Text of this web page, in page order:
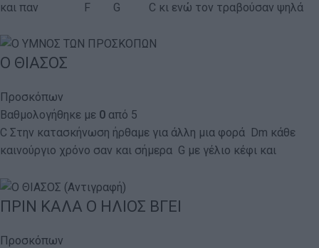
και παν F G C κι ενώ τον τραβούσαν ψηλά
Ο ΘΙΑΣΟΣ
Προσκόπων
Βαθμολογήθηκε με 0 από 5
C Στην κατασκήνωση ήρθαμε για άλλη μια φορά Dm κάθε
καινούργιο χρόνο σαν και σήμερα G με γέλιο κέφι και
ΠΡΙΝ ΚΑΛΑ Ο ΗΛΙΟΣ ΒΓΕΙ
Προσκόπων